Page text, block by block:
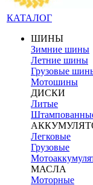
КАТАЛОГ
ШИНЫ
Зимние шины
Летние шины
Грузовые
Мотошины
ДИСКИ
Литые
Легковые
Грузовые
МАСЛА
Моторные